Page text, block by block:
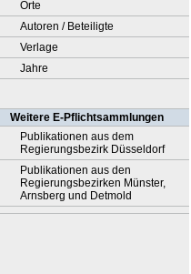
Orte
Autoren / Beteiligte
Verlage
Jahre
Weitere E-Pflichtsammlungen
Publikationen aus dem
Regierungsbezirk Düsseldorf
Publikationen aus den
Regierungsbezirken Münster,
Arnsberg und Detmold